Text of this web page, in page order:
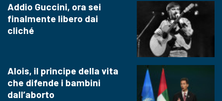
Addio Guccini, ora sei
finalmente libero dai
cliché
Alois, il principe della vita
che difende i bambini
dall’aborto